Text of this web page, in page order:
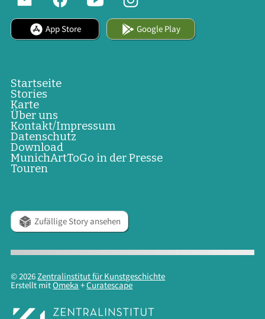
App Store Google Play
Startseite
Stories
Karte
Über uns
Kontakt/Impressum
Datenschutz
Download
MunichArtToGo in der Presse
Touren
Zufällige Story ansehen
© 2026Zentralinstitut für Kunstgeschichte
Erstellt mitOmeka +Curatescape